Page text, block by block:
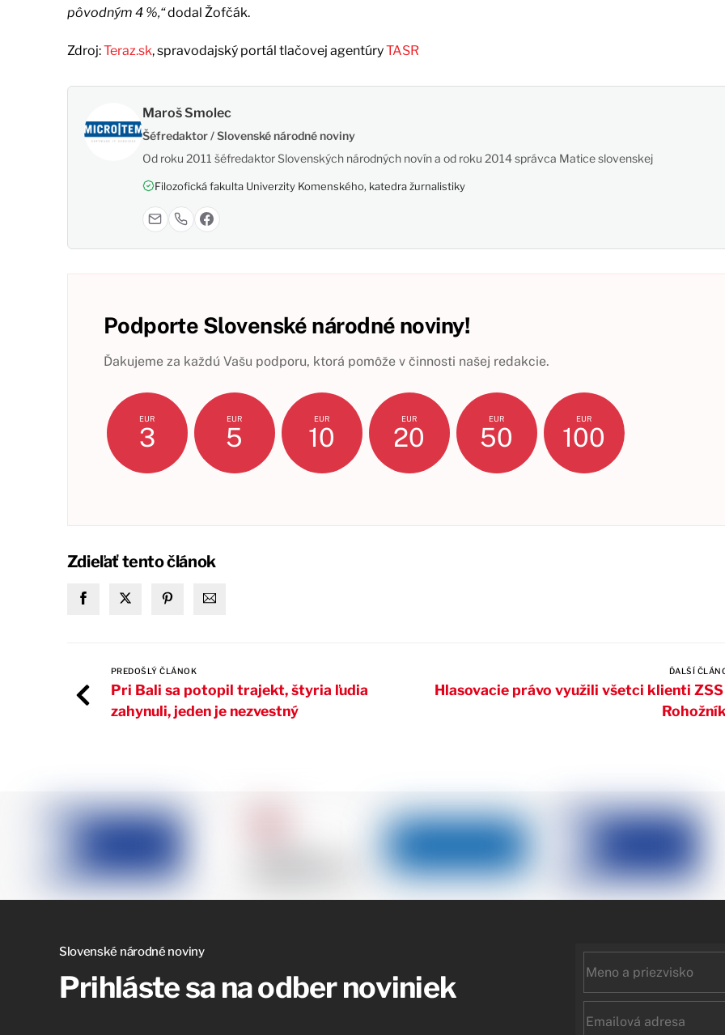
pôvodným 4 %,“dodal Žofčák.
Zdroj:Teraz.sk, spravodajský portál tlačovej agentúryTASR
Maroš Smolec
Šéfredaktor / Slovenské národné noviny
Od roku 2011 šéfredaktor Slovenských národných novín a od roku 2014 správca Matice slovenskej
Filozofická fakulta Univerzity Komenského, katedra žurnalistiky
Podporte Slovenské národné noviny!
Ďakujeme za každú Vašu podporu, ktorá pomôže v činnosti našej redakcie.
EUR
3
EUR
5
EUR
10
EUR
20
EUR
50
EUR
100
Zdieľať tento článok
PREDOŠLÝ ČLÁNOK
Pri Bali sa potopil trajekt, štyria ľudia
zahynuli, jeden je nezvestný
ĎALŠÍ
Hlasovacie právo využili všetci klienti
Slovenské národné noviny
Prihláste sa na odber noviniek
name